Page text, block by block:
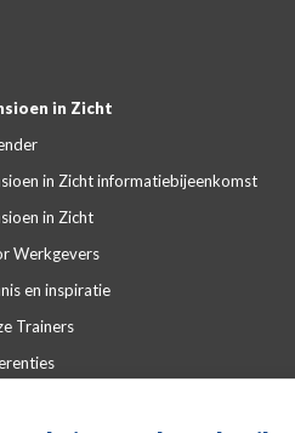
in Zicht
in Zicht informatiebijeenkomst
in Zicht
Werkgevers
en inspiratie
Trainers